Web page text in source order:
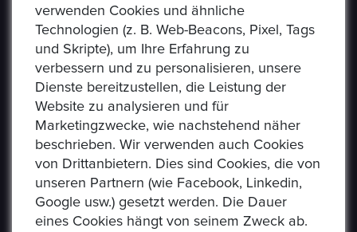
USEFUL LINKS
Datenschutzerklaerung
Häufig Gestellte Fragen
Verkäufer Richtlinien
Impressum
verwenden Cookies und ähnliche
Technologien (z. B. Web-Beacons, Pixel, Tags
und Skripte), um Ihre Erfahrung zu
verbessern und zu personalisieren, unsere
Dienste bereitzustellen, die Leistung der
Website zu analysieren und für
Marketingzwecke, wie nachstehend näher
beschrieben. Wir verwenden auch Cookies
von Drittanbietern. Dies sind Cookies, die von
unseren Partnern (wie Facebook, Linkedin,
Google usw.) gesetzt werden. Die Dauer
eines Cookies hängt von seinem Zweck ab.